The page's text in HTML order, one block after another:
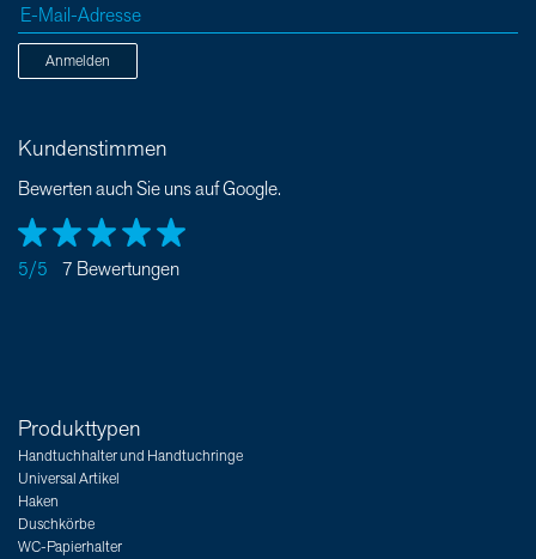
Anmelden
Kundenstimmen
Bewerten auch Sie uns auf Google.
5/5 7 Bewertungen
Produkttypen
Handtuchhalter und Handtuchringe
Universal Artikel
Haken
Duschkörbe
WC-Papierhalter